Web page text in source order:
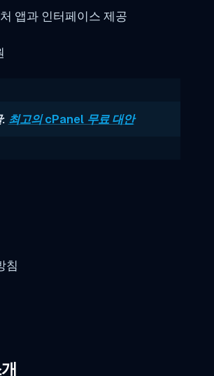
앱과 인터페이스 제공
최고의 cPanel 무료 대안
침